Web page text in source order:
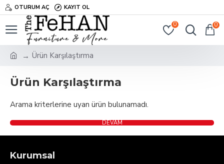
OTURUM AÇ KAYIT OL
0 0
Ürün Karşılaştırma
Ürün Karşılaştırma
Arama kriterlerine uyan ürün bulunamadı.
DEVAM
Kurumsal